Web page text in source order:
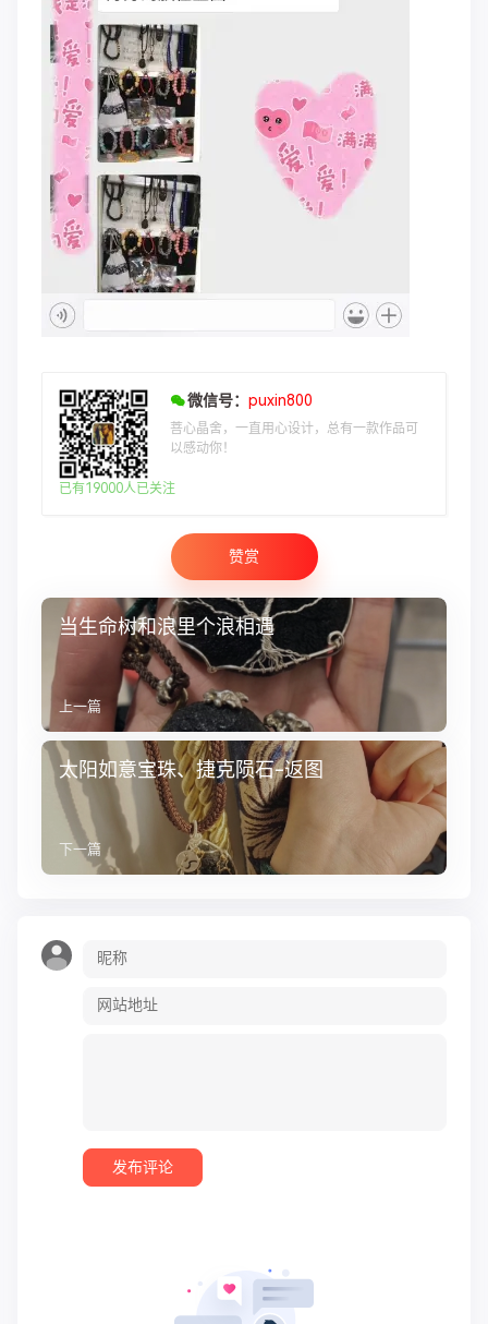
微信号： puxin800
菩心晶舍，一直用心设计，总有一款作品可
以感动你！
已有19000人已关注
赞赏
当生命树和浪里个浪相遇
上一篇
太阳如意宝珠、捷克陨石-返图
下一篇